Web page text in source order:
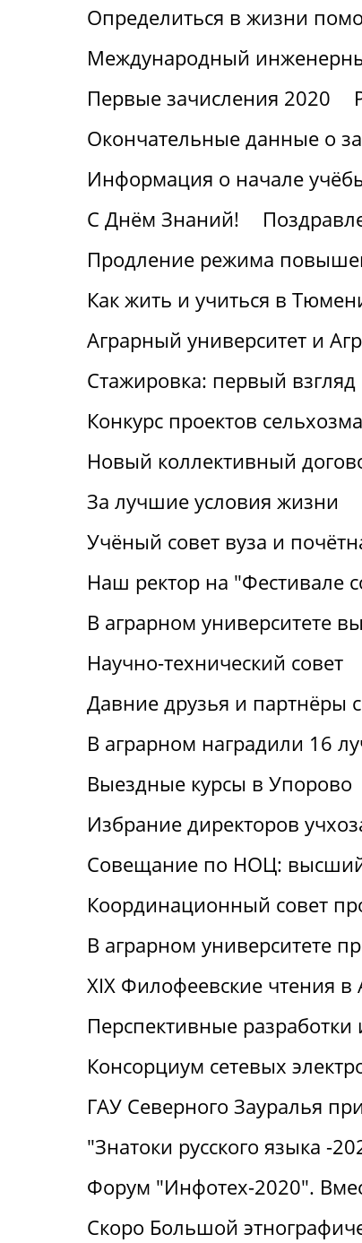
Определиться в жизни
Международный
Первые зачисления 2020
Окончательные данные о
Информация о начале
С Днём Знаний!
Продление режима
Как жить и учиться в
Аграрный университет и
Стажировка: первый
Конкурс проектов
Новый коллективный
За лучшие условия жизни
Учёный совет вуза и
Наш ректор на "Фестивале
В аграрном университете
Научно-технический совет
Давние друзья и партнёры
В аграрном наградили 16
Выездные курсы в Упорово
Избрание директоров
Совещание по НОЦ:
Координационный совет
В аграрном университете
XIX Филофеевские чтения в
Перспективные
Консорциум сетевых
ГАУ Северного Зауралья
"Знатоки русского языка -
Форум "Инфотех-2020".
Скоро Большой